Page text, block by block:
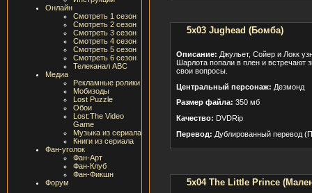
Онлайн
Смотреть 1 сезон
Смотреть 2 сезон
Смотреть 3 сезон
Смотреть 4 сезон
Смотреть 5 сезон
Смотреть 6 сезон
Телеканал ABC
Медиа
Рекламные ролики
Мобизоды
Lost Puzzle
Обои
Lost:The Video
Game
Музыка из сериала
Книги из сериала
Фан-уголок
Фан-Арт
Фан-Клуб
Фан-Фикшн
Форум
5x03 Jughead (Бомба)
Описание: Джульет, Сойер и Локк
Шарлота попали в плен и встречают
свои вопросы.
Центральный персонаж: Дезмонд
Размер файла: 350 мб
Качество: DVDRip
Перевод: Дублированный перевод
5x04 The Little Prince